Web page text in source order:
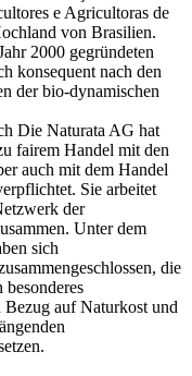
e Agricultoras de
von Brasilien.
2000 gegründeten
konsequent nach den
der bio-dynamischen
Die Naturata AG hat
fairem Handel mit den
auch mit dem Handel
Sie arbeitet
der
Unter dem
sich
die
besonderes
Bezug auf Naturkost und